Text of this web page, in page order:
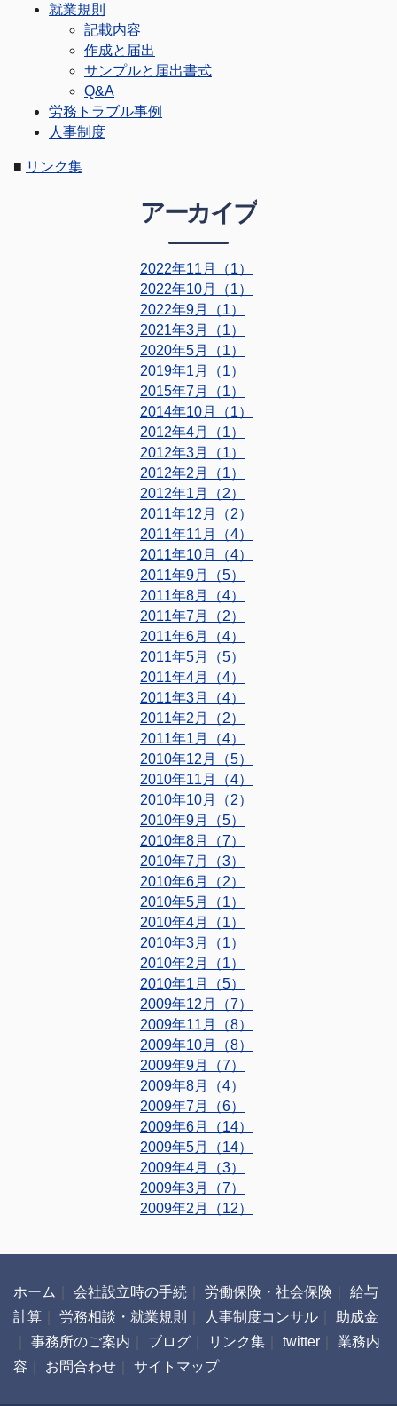
就業規則
記載内容
作成と届出
サンプルと届出書式
Q&A
労務トラブル事例
人事制度
■ リンク集
アーカイブ
2022年11月（1）
2022年10月（1）
2022年9月（1）
2021年3月（1）
2020年5月（1）
2019年1月（1）
2015年7月（1）
2014年10月（1）
2012年4月（1）
2012年3月（1）
2012年2月（1）
2012年1月（2）
2011年12月（2）
2011年11月（4）
2011年10月（4）
2011年9月（5）
2011年8月（4）
2011年7月（2）
2011年6月（4）
2011年5月（5）
2011年4月（4）
2011年3月（4）
2011年2月（2）
2011年1月（4）
2010年12月（5）
2010年11月（4）
2010年10月（2）
2010年9月（5）
2010年8月（7）
2010年7月（3）
2010年6月（2）
2010年5月（1）
2010年4月（1）
2010年3月（1）
2010年2月（1）
2010年1月（5）
2009年12月（7）
2009年11月（8）
2009年10月（8）
2009年9月（7）
2009年8月（4）
2009年7月（6）
2009年6月（14）
2009年5月（14）
2009年4月（3）
2009年3月（7）
2009年2月（12）
ホーム 会社設立時の手続 労働保険・社会保険
給与
計算
労務相談・就業規則 人事制度コンサル
助成金
事務所のご案内 ブログ リンク集 twitter
業務内
容
お問合わせ サイトマップ